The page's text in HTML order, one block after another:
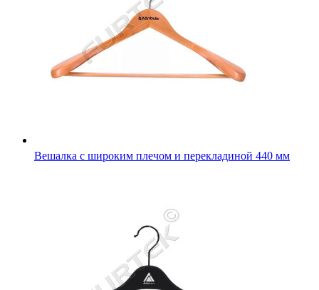
Вешалка с широким плечом и перекладиной 440 мм